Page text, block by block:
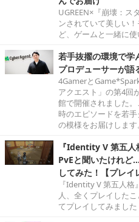
UGREEN×『崩壊：ス
ンされていて美しい
ど、ゲームと一緒に
若手抜擢の環境で
プロデューサーが語
4Gamerと
アクエスト」の第4回
館で開催されました
時のエピソードを若
の模様をお届けします。
『Identity V 第五人
PvEと聞いたけれど
してみた！【プレイ
『Identity V 第五人
人、全くプレイした
てプレイしてみました